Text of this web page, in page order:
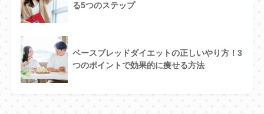
る5つのステップ
ベースブレッドダイエットの正しいやり方！3
つのポイントで効果的に痩せる方法